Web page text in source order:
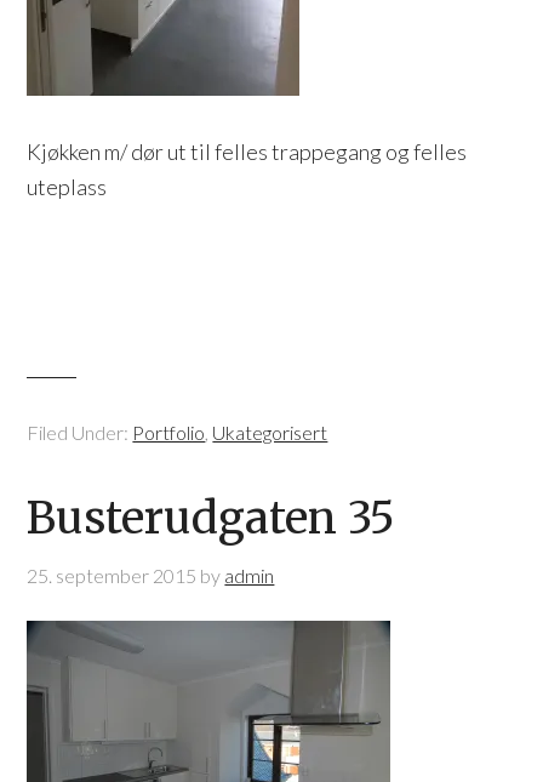
Kjøkken m/ dør ut til felles trappegang og felles
uteplass
Filed Under: Portfolio, Ukategorisert
Busterudgaten 35
25. september 2015 by admin